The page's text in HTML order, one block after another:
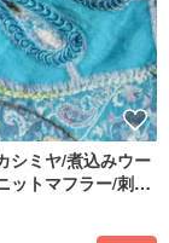
シミヤ/煮込みウー
ットマフラー/刺繍